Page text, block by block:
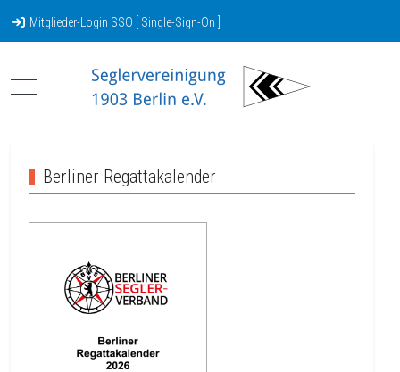
Mitglieder-Login SSO [ Single-Sign-On ]
Mobile Menu Toggle
Berliner Regattakalender